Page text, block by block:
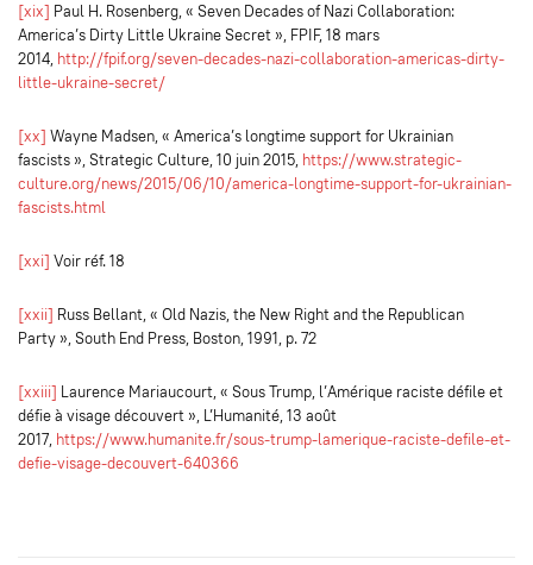
[xix] Paul H. Rosenberg, « Seven Decades of Nazi Collaboration:
America’s Dirty Little Ukraine Secret », FPIF, 18 mars
2014, http://fpif.org/seven-decades-nazi-collaboration-americas-dirty-
little-ukraine-secret/
[xx] Wayne Madsen, « America’s longtime support for Ukrainian
fascists », Strategic Culture, 10 juin 2015, https://www.strategic-
culture.org/news/2015/06/10/america-longtime-support-for-ukrainian-
fascists.html
[xxi] Voir réf. 18
[xxii] Russ Bellant, « Old Nazis, the New Right and the Republican
Party », South End Press, Boston, 1991, p. 72
[xxiii] Laurence Mariaucourt, « Sous Trump, l’Amérique raciste défile et
défie à visage découvert », L’Humanité, 13 août
2017, https://www.humanite.fr/sous-trump-lamerique-raciste-defile-et-
defie-visage-decouvert-640366